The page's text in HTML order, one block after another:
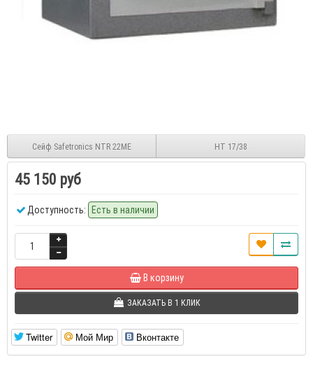
Сейф Safetronics NTR 22ME НТ 17/38
45 150 руб
Доступность: Есть в наличии
В корзину
ЗАКАЗАТЬ В 1 КЛИК
Twitter Мой Мир Вконтакте